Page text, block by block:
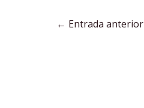
← Entrada anterior